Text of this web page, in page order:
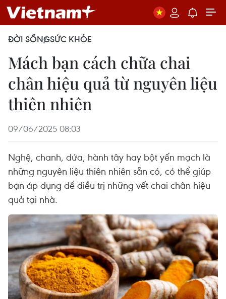
ĐỜI SỐNGSỨC KHỎE
Mách bạn cách chữa chai
chân hiệu quả từ nguyên liệu
thiên nhiên
09/06/2025 08:03
Nghệ, chanh, dứa, hành tây hay bột yến mạch là
những nguyên liệu thiên nhiên sẵn có, có thể giúp
bạn áp dụng để điều trị những vết chai chân hiệu
quả tại nhà.